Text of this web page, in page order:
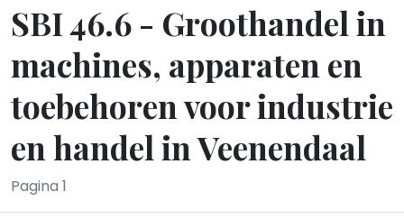
SBI 46.6 - Groothandel in
machines, apparaten en
toebehoren voor industrie
en handel in Veenendaal
Pagina 1